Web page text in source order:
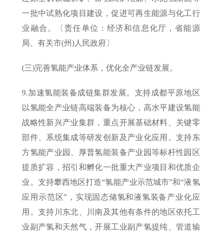
一批中试熟化项目建设，促进可再生能源与化工行
业融合。〔责任单位：经济和信息化厅，省能源
局、有关市(州)人民政府〕
(三)完善氢能产业体系，优化全产业链发展。
9.加速氢能装备成链集群发展。支持成都平原地区
以氢能全产业链高端装备为核心，高水平建设氢能
战略性新兴产业集群，重点开展基础材料、关键零
部件、系统集成等研发创新及产业化应用。支持东
方氢能产业园、厚普氢能装备产业园等标杆性园区
提质扩容，招引和孵化一批重大产业项目和优质企
业。支持攀西地区打造“氢能产业示范城市”和“液氢
应用示范区”，实现固态储氢和液氢装备产业化应
用。支持川东北、川南及其他有条件的地区依托工
业副产氢和天然气，开展工业副产氢提纯、管道输